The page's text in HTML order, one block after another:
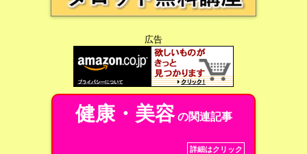
広告
健康・美容の関連記事
詳細はクリック